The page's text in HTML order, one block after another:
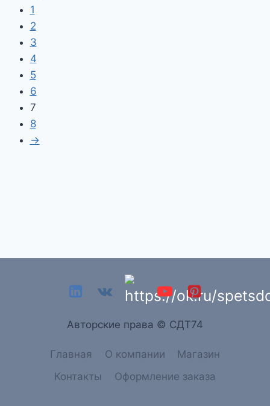
1
2
3
4
5
6
7
8
→
Aвторские права © СДТ74
Главная О компании
Магазин
Контакты
Оформление заказа